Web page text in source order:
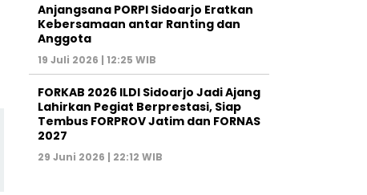
Anjangsana PORPI Sidoarjo Eratkan
Kebersamaan antar Ranting dan
Anggota
19 Juli 2026 | 12:25 WIB
FORKAB 2026 ILDI Sidoarjo Jadi Ajang
Lahirkan Pegiat Berprestasi, Siap
Tembus FORPROV Jatim dan FORNAS
2027
29 Juni 2026 | 22:12 WIB